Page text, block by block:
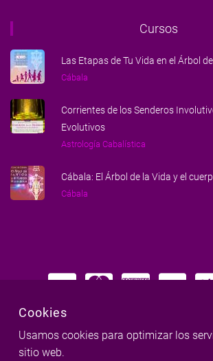
Cursos
Las Etapas de Tu Vida en el Árbol
Cábala
Corrientes de los Senderos
Evolutivos
Astrología Cabalística
Cábala: El Árbol de la Vida y el
Cábala
Hecho con amor para
Cookies
Usamos cookies para optimizar los
sitio web.